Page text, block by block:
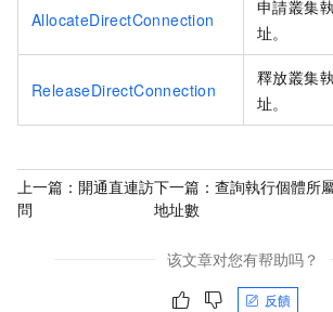
AllocateDirectConnection
申請叢集
址。
ReleaseDirectConnection
釋放叢集
址。
上一篇： 開通直連訪
問
下一篇：查詢執行個體所
地址數
该文章对您有帮助吗？
反饋